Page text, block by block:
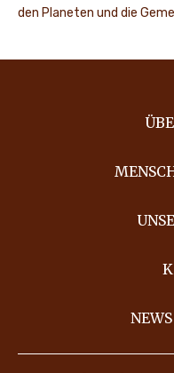
den Planeten und die